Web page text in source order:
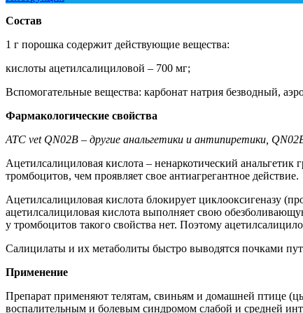
Состав
1 г порошка содержит действующие вещества:
кислоты ацетилсалициловой – 700 мг;
Вспомогательные вещества: карбонат натрия безводный,
Фармакологические свойства
ATC vet QN02B – другие анальгетики и антипиретики,
Ацетилсалициловая кислота – ненаркотический
тромбоцитов, чем проявляет свое антиагрегантное действие.
Ацетилсалициловая кислота блокирует циклооксигеназу
ацетилсалициловая кислота выполняет свою
у тромбоцитов такого свойства нет. Поэтому
Салицилаты и их метаболиты быстро выводятся почками
Применение
Препарат применяют телятам, свиньям и домашней птице
воспалительным и болевым синдромом слабой и средней